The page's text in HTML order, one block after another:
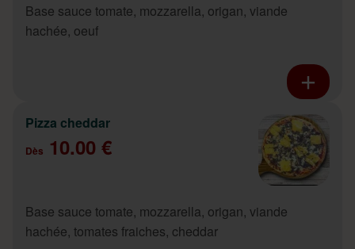
Base sauce tomate, mozzarella, origan, viande
hachée, oeuf
Pizza cheddar
Dès 10.00 €
Base sauce tomate, mozzarella, origan, viande
hachée, tomates fraiches, cheddar